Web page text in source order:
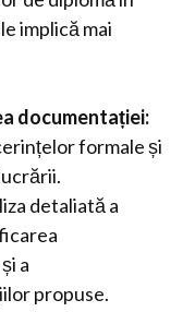
implică mai
documentației:
formale și
detaliată a
a
propuse.